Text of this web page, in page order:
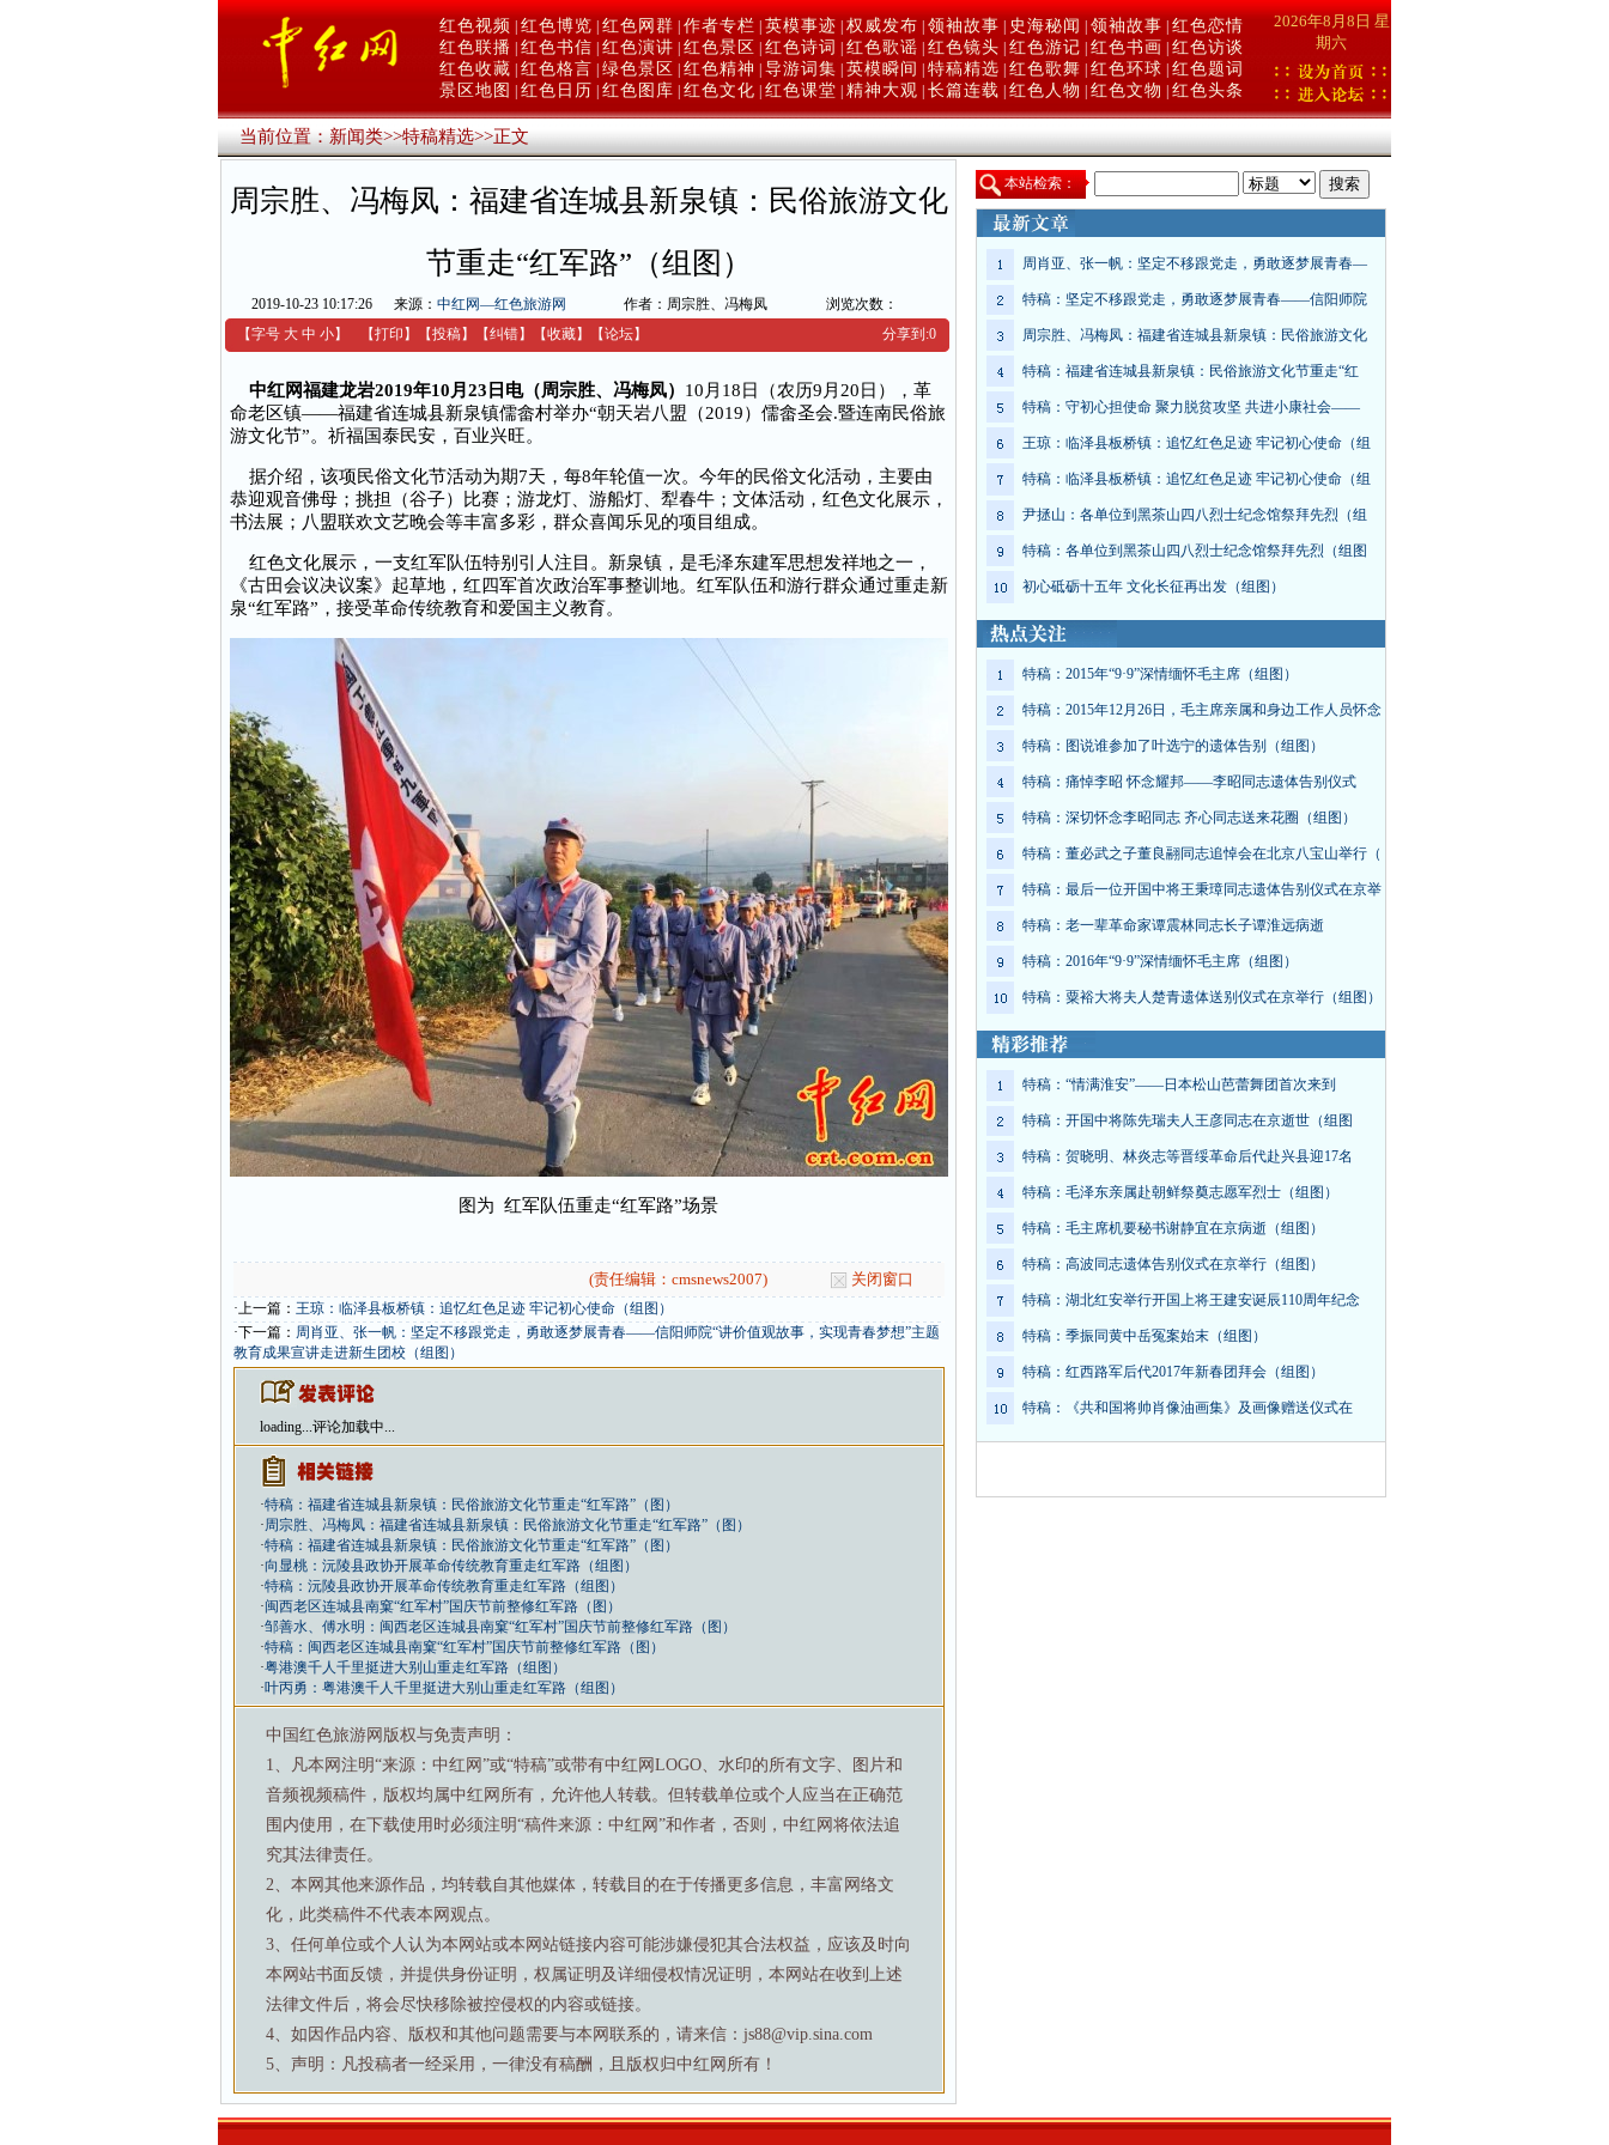
红色视频 红色博览 红色网群 作者专栏 英模事迹 权威发布 领袖故事 史海秘闻 领袖故事 红色恋情
红色联播 红色书信 红色演讲 红色景区 红色诗词 红色歌谣 红色镜头 红色游记 红色书画
红色访谈
红色收藏 红色格言 绿色景区 红色精神 导游词集 英模瞬间 特稿精选 红色歌舞 红色环球 红色题词
景区地图
红色日历 红色图库 红色文化 红色课堂 精神大观 长篇连载 红色人物 红色文物 红色头条
2026年8月8日 星
期六
当前位置：新闻类>>特稿精选>>正文
周宗胜、冯梅凤：福建省连城县新泉镇：民俗旅游文化
节重走“红军路”（组图）
2019-10-23 10:17:26 来源： 中红网—红色旅游网 作者：周宗胜、冯梅凤
浏览次数：
【字号 大 中 小】 【打印 】 【投稿】 【纠错】 【收藏】 【论坛】 分享到:0
中红网福建龙岩2019年10月23日电（周宗胜、冯梅凤） 10月18日（农历9月20日），革
命老区镇——福建省连城县新泉镇儒畲村举办“朝天岩八盟（2019）儒畲圣会.暨连南民俗旅
游文化节”。祈福国泰民安，百业兴旺。
据介绍，该项民俗文化节活动为期7天，每8年轮值一次。今年的民俗文化活动，主要由
恭迎观音佛母；挑担（谷子）比赛；游龙灯、游船灯、犁春牛；文体活动，红色文化展示，
书法展；八盟联欢文艺晚会等丰富多彩，群众喜闻乐见的项目组成。
红色文化展示，一支红军队伍特别引人注目。新泉镇，是毛泽东建军思想发祥地之一，
《古田会议决议案》起草地，红四军首次政治军事整训地。红军队伍和游行群众通过重走新
泉“红军路”，接受革命传统教育和爱国主义教育。
图为 红军队伍重走“红军路”场景
(责任编辑：cmsnews2007) 关闭窗口
·上一篇： 王琼：临泽县板桥镇：追忆红色足迹 牢记初心使命（组图）
·下一篇： 周肖亚、张一帆：坚定不移跟党走，勇敢逐梦展青春——信阳师院“讲价值观故事，实现青春梦想”主题
教育成果宣讲走进新生团校（组图）
loading...评论加载中...
·特稿：福建省连城县新泉镇：民俗旅游文化节重走“红军路”（图）
·周宗胜、冯梅凤：福建省连城县新泉镇：民俗旅游文化节重走“红军路”（图）
·特稿：福建省连城县新泉镇：民俗旅游文化节重走“红军路”（图）
·向显桃：沅陵县政协开展革命传统教育重走红军路（组图）
·特稿：沅陵县政协开展革命传统教育重走红军路（组图）
·闽西老区连城县南窠“红军村”国庆节前整修红军路（图）
·邹善水、傅水明：闽西老区连城县南窠“红军村”国庆节前整修红军路（图）
·特稿：闽西老区连城县南窠“红军村”国庆节前整修红军路（图）
·粤港澳千人千里挺进大别山重走红军路（组图）
·叶丙勇：粤港澳千人千里挺进大别山重走红军路（组图）
中国红色旅游网版权与免责声明：
1、凡本网注明“来源：中红网”或“特稿”或带有中红网LOGO、水印的所有文字、图片和
音频视频稿件，版权均属中红网所有，允许他人转载。但转载单位或个人应当在正确范
围内使用，在下载使用时必须注明“稿件来源：中红网”和作者，否则，中红网将依法追
究其法律责任。
2、本网其他来源作品，均转载自其他媒体，转载目的在于传播更多信息，丰富网络文
化，此类稿件不代表本网观点。
3、任何单位或个人认为本网站或本网站链接内容可能涉嫌侵犯其合法权益，应该及时向
本网站书面反馈，并提供身份证明，权属证明及详细侵权情况证明，本网站在收到上述
法律文件后，将会尽快移除被控侵权的内容或链接。
4、如因作品内容、版权和其他问题需要与本网联系的，请来信：js88@vip.sina.com
5、声明：凡投稿者一经采用，一律没有稿酬，且版权归中红网所有！
本站检索：
周肖亚、张一帆：坚定不移跟党走，勇敢逐梦展青春—
特稿：坚定不移跟党走，勇敢逐梦展青春——信阳师院
周宗胜、冯梅凤：福建省连城县新泉镇：民俗旅游文化
特稿：福建省连城县新泉镇：民俗旅游文化节重走“红
特稿：守初心担使命 聚力脱贫攻坚 共进小康社会——
王琼：临泽县板桥镇：追忆红色足迹 牢记初心使命（组
特稿：临泽县板桥镇：追忆红色足迹 牢记初心使命（组
尹拯山：各单位到黑茶山四八烈士纪念馆祭拜先烈（组
特稿：各单位到黑茶山四八烈士纪念馆祭拜先烈（组图
初心砥砺十五年 文化长征再出发（组图）
特稿：2015年“9·9”深情缅怀毛主席（组图）
特稿：2015年12月26日，毛主席亲属和身边工作人员怀念
特稿：图说谁参加了叶选宁的遗体告别（组图）
特稿：痛悼李昭 怀念耀邦——李昭同志遗体告别仪式
特稿：深切怀念李昭同志 齐心同志送来花圈（组图）
特稿：董必武之子董良翮同志追悼会在北京八宝山举行（
特稿：最后一位开国中将王秉璋同志遗体告别仪式在京举
特稿：老一辈革命家谭震林同志长子谭淮远病逝
特稿：2016年“9·9”深情缅怀毛主席（组图）
特稿：粟裕大将夫人楚青遗体送别仪式在京举行（组图）
特稿：“情满淮安”——日本松山芭蕾舞团首次来到
特稿：开国中将陈先瑞夫人王彦同志在京逝世（组图
特稿：贺晓明、林炎志等晋绥革命后代赴兴县迎17名
特稿：毛泽东亲属赴朝鲜祭奠志愿军烈士（组图）
特稿：毛主席机要秘书谢静宜在京病逝（组图）
特稿：高波同志遗体告别仪式在京举行（组图）
特稿：湖北红安举行开国上将王建安诞辰110周年纪念
特稿：季振同黄中岳冤案始末（组图）
特稿：红西路军后代2017年新春团拜会（组图）
特稿：《共和国将帅肖像油画集》及画像赠送仪式在